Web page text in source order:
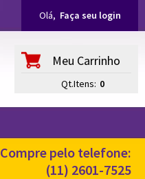
Olá, Faça seu login
Meu Carrinho
Compre pelo telefone:
(11) 2601-7525
Qt.Itens: 0